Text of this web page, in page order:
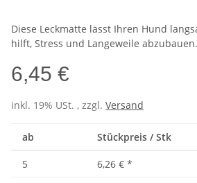
Diese Leckmatte lässt Ihren Hund
hilft, Stress und Langeweile abzubauen.
6,45 €
inkl. 19% USt. , zzgl. Versand
ab Stückpreis / Stk
5 6,26 € *